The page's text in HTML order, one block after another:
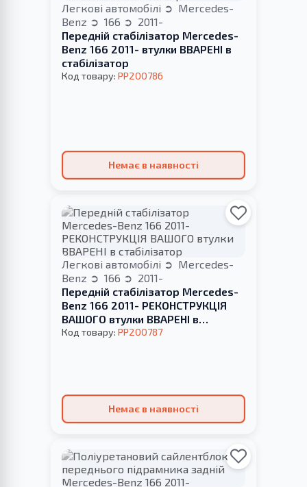
Легкові автомобілі
Mercedes-
Benz
166
2011-
Передній стабілізатор Mercedes-
Benz 166 2011- втулки ВВАРЕНІ в
стабілізатор
Код товару: PP200786
Немає в наявності
Легкові автомобілі
Mercedes-
Benz
166
2011-
Передній стабілізатор Mercedes-
Benz 166 2011- РЕКОНСТРУКЦІЯ
ВАШОГО втулки ВВАРЕНІ в
стабілізатор
Код товару: PP200787
Немає в наявності